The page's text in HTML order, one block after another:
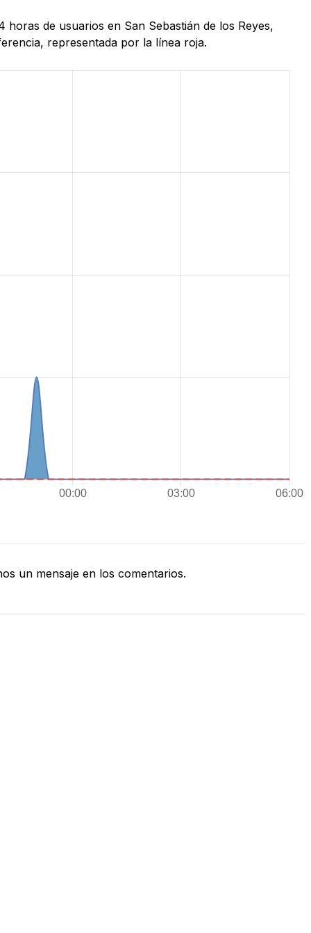
de usuarios en San Sebastián de los Reyes,
representada por la línea roja.
un mensaje en los comentarios.